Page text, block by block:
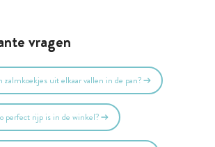
vragen
uit elkaar vallen in de pan?
perfect rijp is in de winkel?